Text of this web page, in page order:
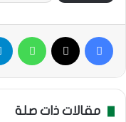
فيسبوك
مقالات ذات صلة